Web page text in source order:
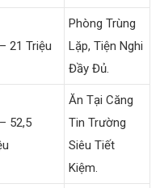
21 Triệu
Phòng Trùng
Lặp, Tiện Nghi
Đầy Đủ.
52,5
Ăn Tại Căng
Tin Trường
Siêu Tiết
Kiệm.